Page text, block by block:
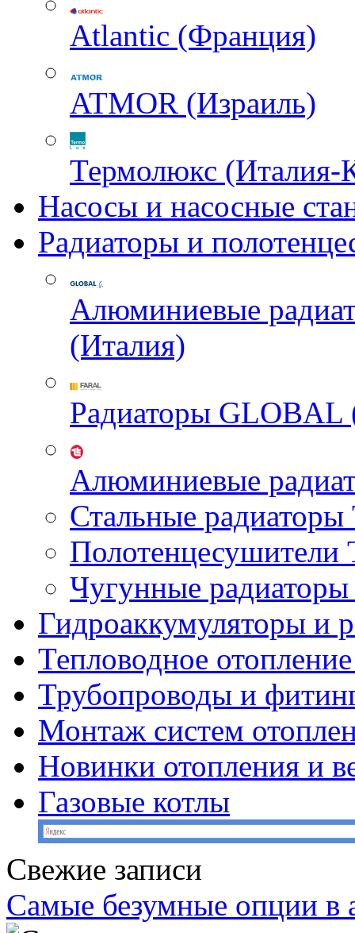
Atlantic (Франция)
ATMOR (Израиль)
Термолюкс (Италия-
Насосы и насосные
Радиаторы и
Алюминиевые
(Италия)
Радиаторы GLOBAL
Алюминиевые
Стальные
Чугунные
Гидроаккумуляторы и
Тепловодное
Трубопроводы и
Монтаж систем
Новинки отопления и
Газовые котлы
Свежие записи
Самые безумные опции в